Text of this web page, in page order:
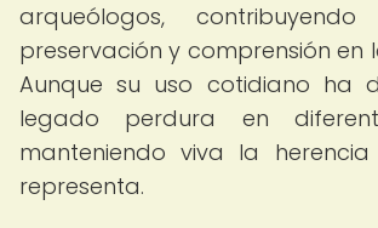
arqueólogos,
preservación y comprensión en
Aunque su uso cotidiano ha
legado perdura en
manteniendo viva la
representa.